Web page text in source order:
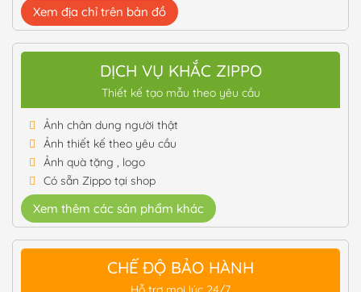
Xem địa chỉ trên bản đồ
DỊCH VỤ KHẮC ZIPPO
Thiết kế tạo mẫu theo yêu cầu
Ảnh chân dung người thật
Ảnh thiết kế theo yêu cầu
Ảnh quà tặng , logo
Có sẵn Zippo tại shop
Xem thêm các sản phẩm khác
CHẾ ĐỘ BẢO HÀNH